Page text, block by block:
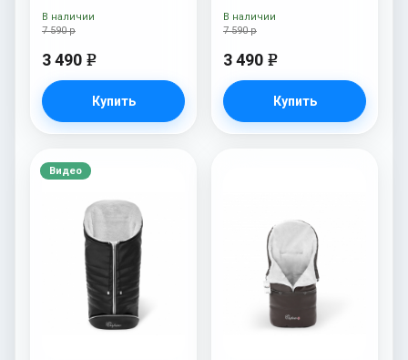
7 590 р
3 490 e
Купить
В наличии
7 590 р
3 490 e
Купить
В наличии
Видео